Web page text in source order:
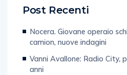
Post Recenti
Nocera. Giovane operaio
camion, nuove indagini
Vanni Avallone: Radio City,
anni